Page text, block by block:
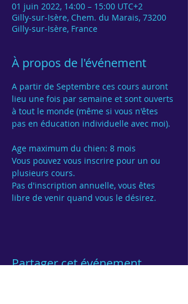
01 juin 2022, 14:00 – 15:00 UTC+2
Gilly-sur-Isère, Chem. du Marais, 73200
Gilly-sur-Isère, France
À propos de l'événement
A partir de Septembre ces cours auront
lieu une fois par semaine et sont ouverts
à tout le monde (même si vous n'êtes
pas en éducation individuelle avec moi).
Age maximum du chien: 8 mois
Vous pouvez vous inscrire pour un ou
Pas d'inscription annuelle, vous êtes
Partager cet événement